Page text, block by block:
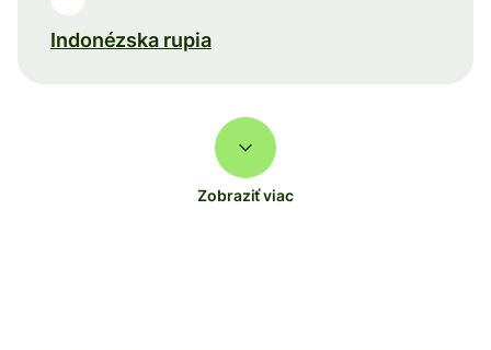
Indonézska rupia
Zobraziť viac